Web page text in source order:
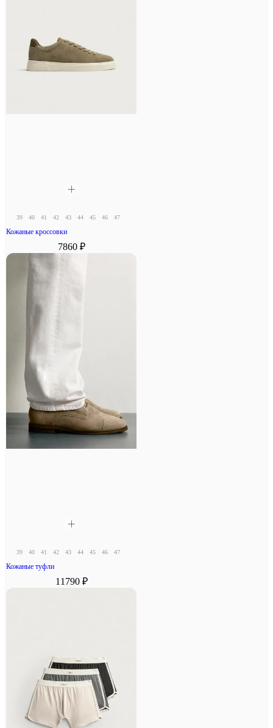
39 40 41 42 43 44 45 46 47
Кожаные кроссовки
7860 ₽
39 40 41 42 43 44 45 46 47
Кожаные туфли
11790 ₽